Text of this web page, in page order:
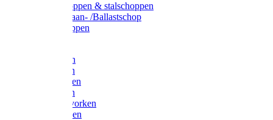
Ballastschoppen & stalschoppen
Slijtsrip Graan- /Ballastschop
Graanschoppen
Hooivorken
Mestvorken
Bietenvorken
Maisvorken
Aardappelvorken
Vijgenvorken